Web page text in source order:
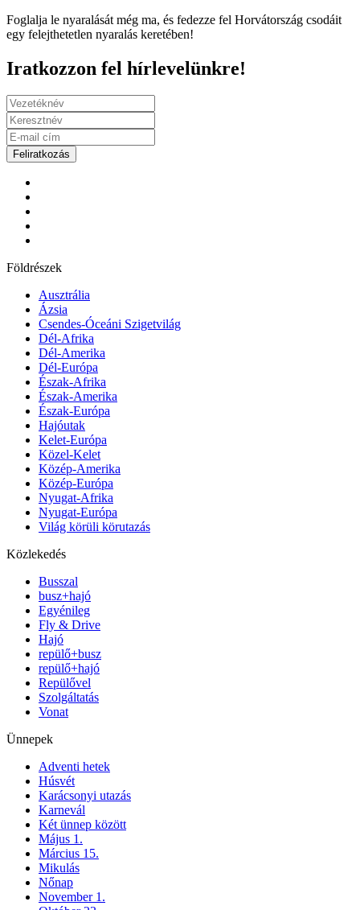
Foglalja le nyaralását még ma, és fedezze fel Horvátország csodáit
egy felejthetetlen nyaralás keretében!
Iratkozzon fel hírlevelünkre!
Feliratkozás
Földrészek
Ausztrália
Ázsia
Csendes-Óceáni Szigetvilág
Dél-Afrika
Dél-Amerika
Dél-Európa
Észak-Afrika
Észak-Amerika
Észak-Európa
Hajóutak
Kelet-Európa
Közel-Kelet
Közép-Amerika
Közép-Európa
Nyugat-Afrika
Nyugat-Európa
Világ körüli körutazás
Közlekedés
Busszal
busz+hajó
Egyénileg
Fly & Drive
Hajó
repülő+busz
repülő+hajó
Repülővel
Szolgáltatás
Vonat
Ünnepek
Adventi hetek
Húsvét
Karácsonyi utazás
Karnevál
Két ünnep között
Május 1.
Március 15.
Mikulás
Nőnap
November 1.